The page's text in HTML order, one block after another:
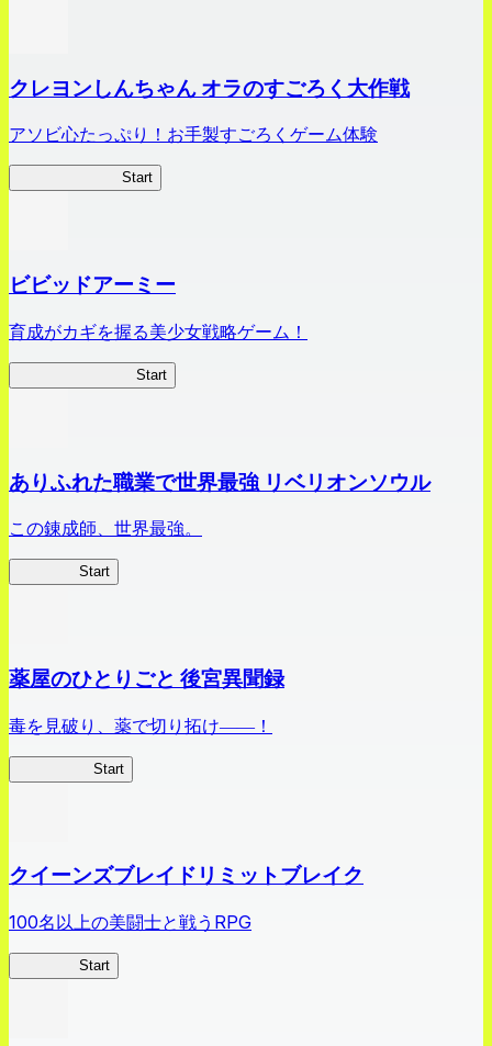
クレヨンしんちゃん オラのすごろく大作戦
アソビ心たっぷり！お手製すごろくゲーム体験
Start
ビビッドアーミー
育成がカギを握る美少女戦略ゲーム！
Start
ありふれた職業で世界最強 リベリオンソウル
この錬成師、世界最強。
Start
薬屋のひとりごと 後宮異聞録
毒を見破り、薬で切り拓け――！
Start
クイーンズブレイドリミットブレイク
100名以上の美闘士と戦うRPG
Start